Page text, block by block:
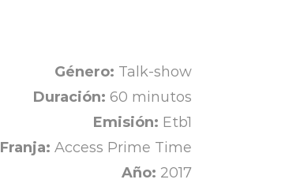
Género: Talk-show
Duración: 60 minutos
Emisión: Etb1
Franja:Access Prime Time
Año: 2017